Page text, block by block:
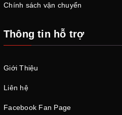
Chính sách vận chuyển
Thông tin hỗ trợ
Giới Thiệu
Liên hệ
Facebook Fan Page